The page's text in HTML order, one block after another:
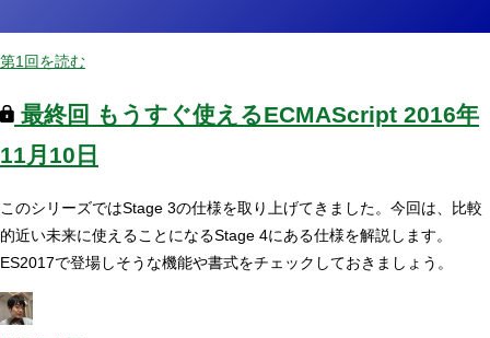
第1回を読む
最終回 もうすぐ使えるECMAScript 2016年
11月10日
このシリーズではStage 3の仕様を取り上げてきました。今回は、比較
的近い未来に使えることになるStage 4にある仕様を解説します。
ES2017で登場しそうな機能や書式をチェックしておきましょう。